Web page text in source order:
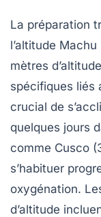
La préparation
l’altitude
mètres
spécifiques liés
crucial de
quelques jours
comme Cusco
s’habituer
oxygénation.
d’altitude